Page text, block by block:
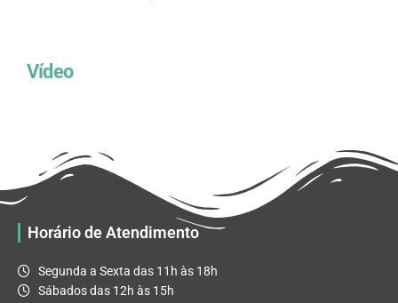
Vídeo
Horário de Atendimento
Segunda a Sexta das 11h às 18h
Sábados das 12h às 15h